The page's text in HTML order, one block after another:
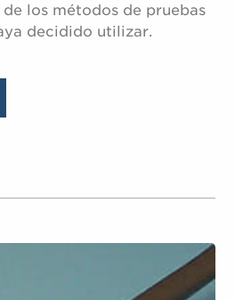
los métodos de pruebas
decidido utilizar.